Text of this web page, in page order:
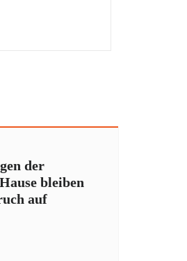
der
bleiben
auf